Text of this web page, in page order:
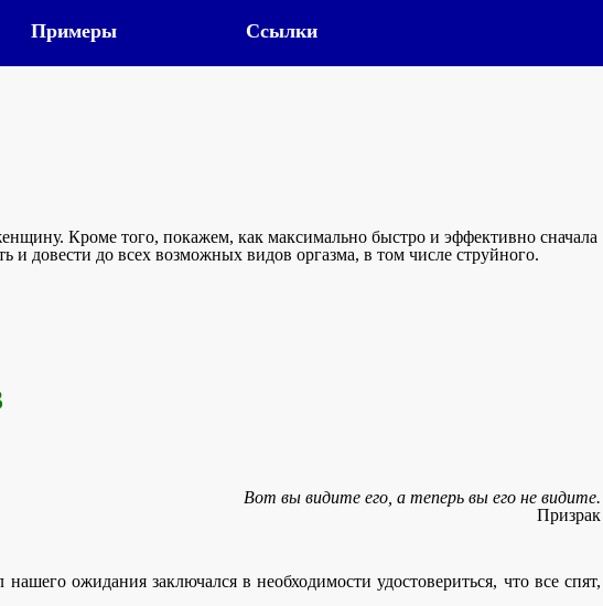
Примеры Ссылки
Кроме того, покажем, как максимально быстро и эффективно сначала
и довести до всех возможных видов оргазма, в том числе струйного.
Вот вы видите его, а теперь вы его не видите.
Призрак
ожидания заключался в необходимости удостовериться, что все спят,